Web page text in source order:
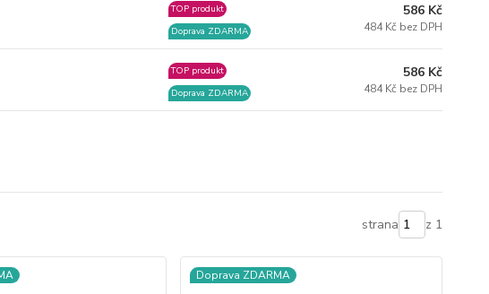
TOP produkt
Doprava ZDARMA
586 Kč
484 Kč bez DPH
TOP produkt
Doprava ZDARMA
586 Kč
484 Kč bez DPH
strana z 1
Doprava ZDARMA